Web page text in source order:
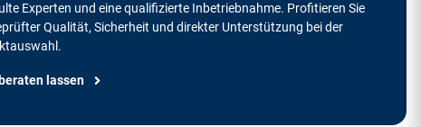
Experten und eine qualifizierte Inbetriebnahme. Profitieren Sie
Qualität, Sicherheit und direkter Unterstützung bei der
lassen